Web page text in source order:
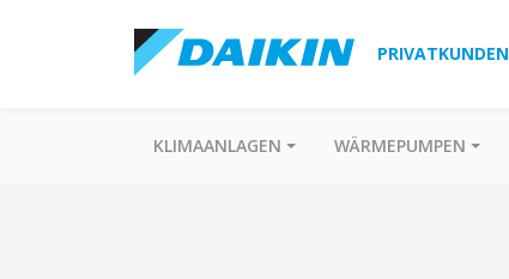
PRIVATKUNDEN
KLIMAANLAGEN WÄRMEPUMPEN